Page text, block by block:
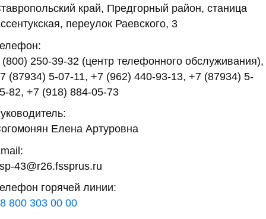
край, Предгорный район, станица
переулок Раевского, 3
(800) 250-39-32 (центр телефонного обслуживания),
(87934) 5-07-11, +7 (962) 440-93-13, +7 (87934) 5-
82, +7 (918) 884-05-73
Елена Артуровна
43@r26.fssprus.ru
горячей линии:
8 800 303 00 00